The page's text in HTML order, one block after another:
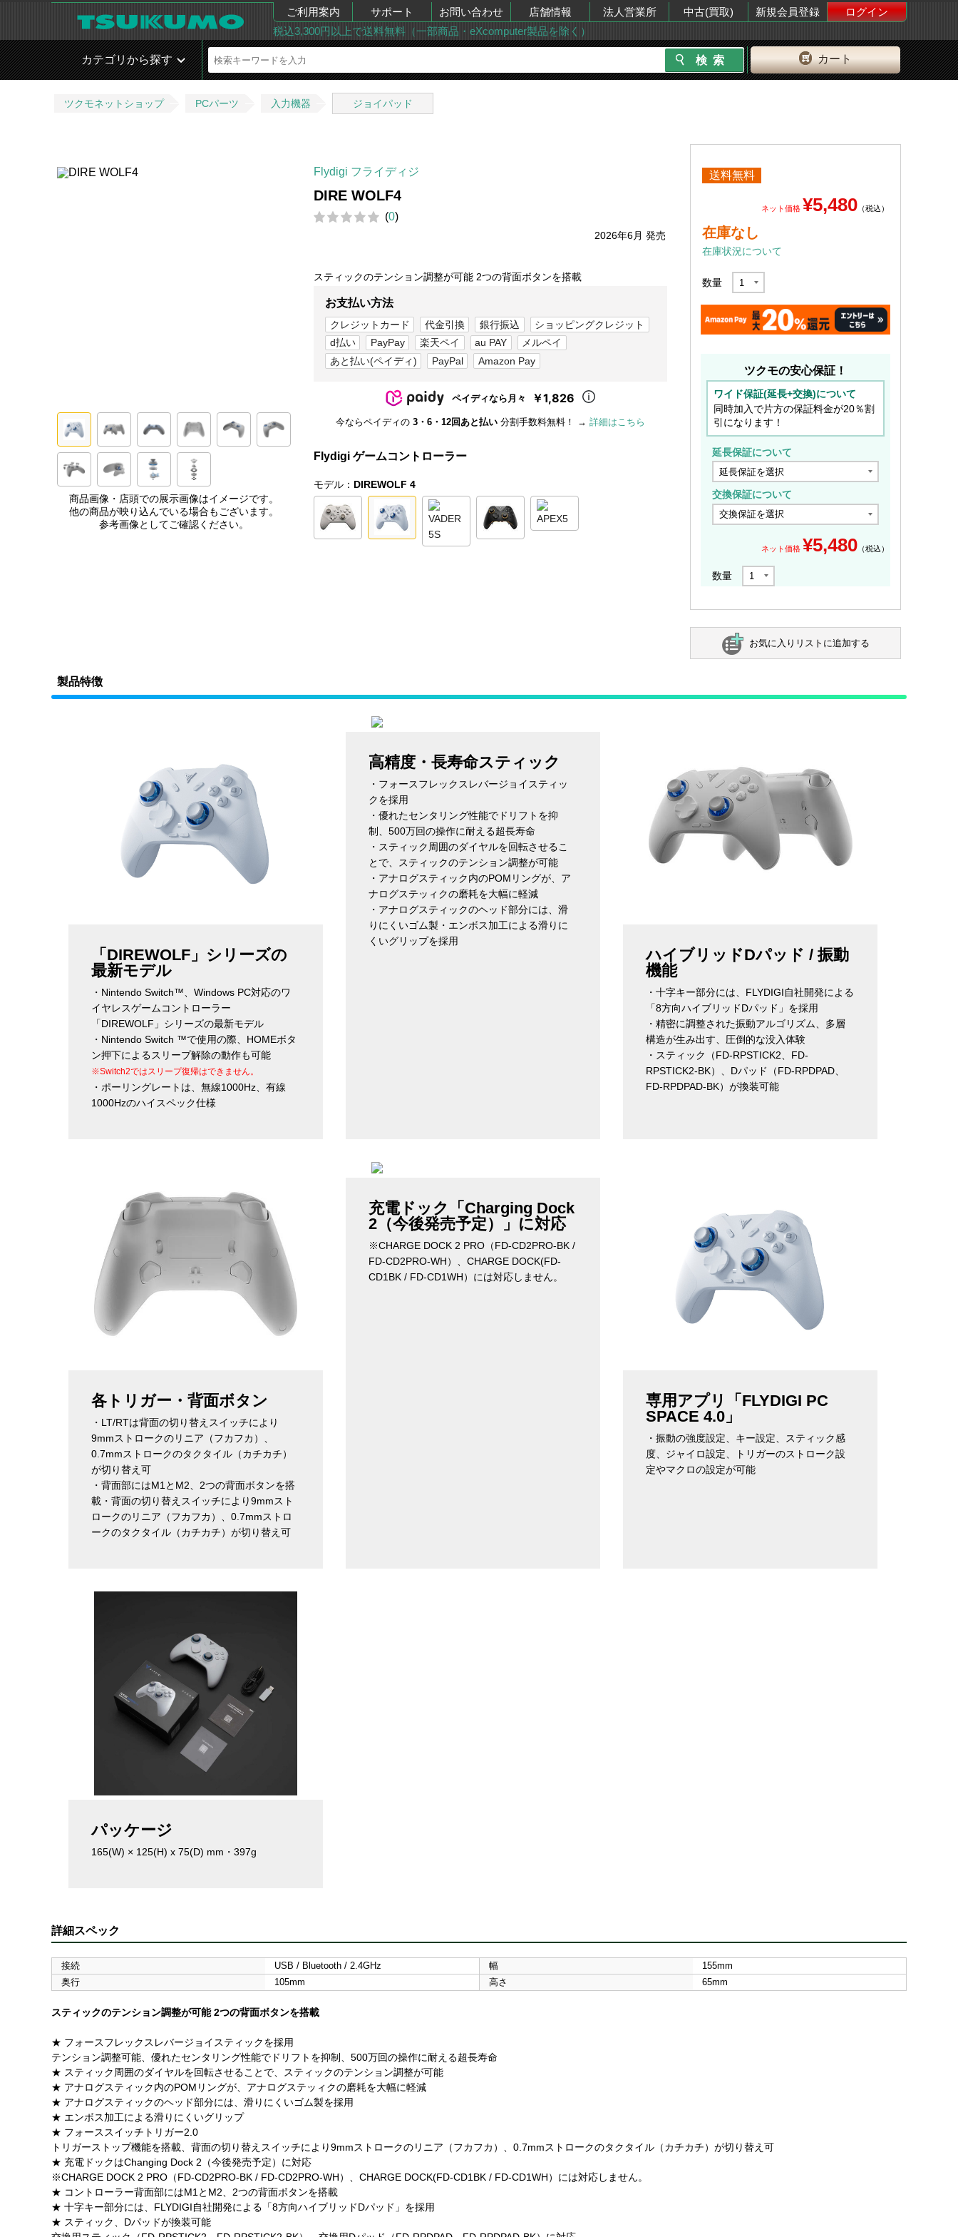
ご利用案内 サポート お問い合わせ 店舗情報 法人営業所 中古(買取) 新規会員登録
ログイン
税込3,300円以上で送料無料（一部商品・eXcomputer製品を除く）
カート
カテゴリから探す
ツクモネットショップ PCパーツ 入力機器 ジョイパッド
商品画像・店頭での展示画像はイメージです。
他の商品が映り込んでいる場合もございます。
参考画像としてご確認ください。
Flydigi フライディジ
DIRE WOLF4
(0)
2026年6月 発売
スティックのテンション調整が可能 2つの背面ボタンを搭載
お支払い方法
クレジットカード 代金引換 銀行振込
ショッピングクレジット
d払い
PayPay 楽天ペイ au PAY
メルペイ
あと払い(ペイディ)
PayPal Amazon Pay
ペイディなら月々 ￥1,826
今ならペイディの 3・6・12回あと払い 分割手数料無料！ → 詳細はこちら
Flydigi ゲームコントローラー
モデル： DIREWOLF 4
送料無料
ネット価格 ¥5,480 （税込）
在庫なし
在庫状況について
数量
ツクモの安心保証！
ワイド保証(延長+交換)について
同時加入で片方の保証料金が20％割
引になります！
延長保証について
交換保証について
ネット価格 ¥5,480 （税込）
数量
お気に入りリストに追加する
製品特徴
「DIREWOLF」シリーズの
最新モデル
・Nintendo Switch™、Windows PC対応のワ
イヤレスゲームコントローラー
「DIREWOLF」シリーズの最新モデル
・Nintendo Switch ™で使用の際、HOMEボタ
ン押下によるスリープ解除の動作も可能
※Switch2ではスリープ復帰はできません。
・ポーリングレートは、無線1000Hz、有線
1000Hzのハイスペック仕様
高精度・長寿命スティック
・フォースフレックスレバージョイスティッ
クを採用
・優れたセンタリング性能でドリフトを抑
制、500万回の操作に耐える超長寿命
・スティック周囲のダイヤルを回転させるこ
とで、スティックのテンション調整が可能
・アナログスティック内のPOMリングが、ア
ナログステッィクの磨耗を大幅に軽減
・アナログスティックのヘッド部分には、滑
りにくいゴム製・エンボス加工による滑りに
くいグリップを採用
ハイブリッドDパッド / 振動
機能
・十字キー部分には、FLYDIGI自社開発による
「8方向ハイブリッドDパッド」を採用
・精密に調整された振動アルゴリズム、多層
構造が生み出す、圧倒的な没入体験
・スティック（FD-RPSTICK2、FD-
RPSTICK2-BK）、Dパッド（FD-RPDPAD、
FD-RPDPAD-BK）が換装可能
各トリガー・背面ボタン
・LT/RTは背面の切り替えスイッチにより
9mmストロークのリニア（フカフカ）、
0.7mmストロークのタクタイル（カチカチ）
が切り替え可
・背面部にはM1とM2、2つの背面ボタンを搭
載・背面の切り替えスイッチにより9mmスト
ロークのリニア（フカフカ）、0.7mmストロ
ークのタクタイル（カチカチ）が切り替え可
充電ドック「Charging Dock
2（今後発売予定）」に対応
※CHARGE DOCK 2 PRO（FD-CD2PRO-BK /
FD-CD2PRO-WH）、CHARGE DOCK(FD-
CD1BK / FD-CD1WH）には対応しません。
専用アプリ「FLYDIGI PC
SPACE 4.0」
・振動の強度設定、キー設定、スティック感
度、ジャイロ設定、トリガーのストローク設
定やマクロの設定が可能
パッケージ
165(W) × 125(H) x 75(D) mm・397g
詳細スペック
接続 USB / Bluetooth / 2.4GHz 幅
155mm
奥行
105mm 高さ 65mm
スティックのテンション調整が可能 2つの背面ボタンを搭載
★ フォースフレックスレバージョイスティックを採用
テンション調整可能、優れたセンタリング性能でドリフトを抑制、500万回の操作に耐える超長寿命
★ スティック周囲のダイヤルを回転させることで、スティックのテンション調整が可能
★ アナログスティック内のPOMリングが、アナログステッィクの磨耗を大幅に軽減
★ アナログスティックのヘッド部分には、滑りにくいゴム製を採用
★ エンボス加工による滑りにくいグリップ
★ フォーススイッチトリガー2.0
トリガーストップ機能を搭載、背面の切り替えスイッチにより9mmストロークのリニア（フカフカ）、0.7mmストロークのタクタイル（カチカチ）が切り替え可
★ 充電ドックはChanging Dock 2（今後発売予定）に対応
※CHARGE DOCK 2 PRO（FD-CD2PRO-BK / FD-CD2PRO-WH）、CHARGE DOCK(FD-CD1BK / FD-CD1WH）には対応しません。
★ コントローラー背面部にはM1とM2、2つの背面ボタンを搭載
★ 十字キー部分には、FLYDIGI自社開発による「8方向ハイブリッドDパッド」を採用
★ スティック、Dパッドが換装可能